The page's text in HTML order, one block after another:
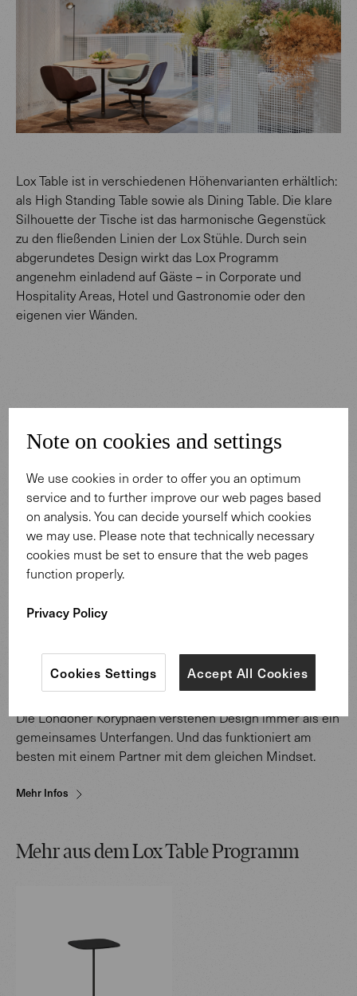
Lox Table ist in verschiedenen Höhenvarianten erhältlich:
als High Standing Table sowie als Dining Table. Die klare
Silhouette der Tische ist das harmonische Gegenstück
zu den fließenden Linien der Lox Stühle. Durch sein
abgerundetes Design wirkt das Lox Programm
angenehm einladend auf Gäste – in Corporate und
Hospitality Areas, Hotel und Gastronomie oder den
eigenen vier Wänden.
Design: Pearson Lloyd.
Die Londoner Koryphäen verstehen Design immer als ein
gemeinsames Unterfangen. Und das funktioniert am
besten mit einem Partner mit dem gleichen Mindset.
Mehr Infos
Mehr aus dem Lox Table Programm
Note on cookies and settings
We use cookies in order to offer you an optimum
service and to further improve our web pages based
on analysis. You can decide yourself which cookies
we may use. Please note that technically necessary
cookies must be set to ensure that the web pages
function properly.
Privacy Policy
Accept All Cookies
Cookies Settings